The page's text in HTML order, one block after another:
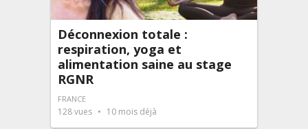
Déconnexion totale :
respiration, yoga et
alimentation saine au stage
RGNR
FRANCE
128vues 10 mois déjà